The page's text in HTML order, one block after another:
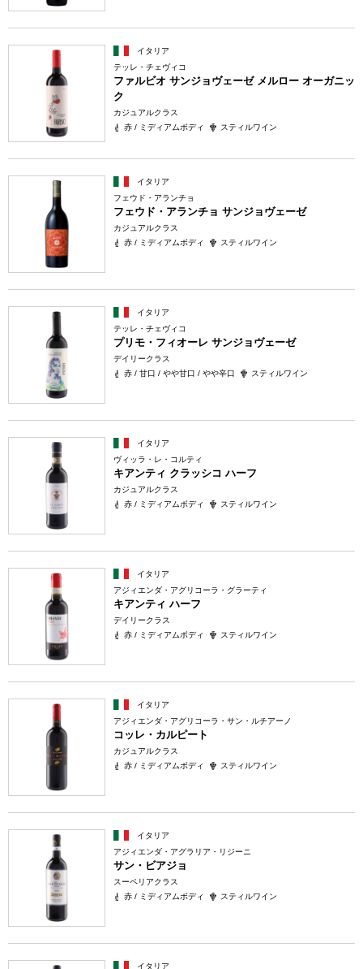
イタリア
テッレ・チェヴィコ
ファルビオ サンジョヴェーゼ メルロー オーガニッ
ク
カジュアルクラス
赤 / ミディアムボディ
スティルワイン
イタリア
フェウド・アランチョ
フェウド・アランチョ サンジョヴェーゼ
カジュアルクラス
赤 / ミディアムボディ
スティルワイン
イタリア
テッレ・チェヴィコ
プリモ・フィオーレ サンジョヴェーゼ
デイリークラス
赤 / 甘口 / やや甘口 / やや辛口
スティルワイン
イタリア
ヴィッラ・レ・コルティ
キアンティ クラッシコ ハーフ
カジュアルクラス
赤 / ミディアムボディ
スティルワイン
イタリア
アジィエンダ・アグリコーラ・グラーティ
キアンティ ハーフ
デイリークラス
赤 / ミディアムボディ
スティルワイン
イタリア
アジィエンダ・アグリコーラ・サン・ルチアーノ
コッレ・カルピート
カジュアルクラス
赤 / ミディアムボディ
スティルワイン
イタリア
アジィエンダ・アグラリア・リジーニ
サン・ビアジョ
スーペリアクラス
赤 / ミディアムボディ
スティルワイン
イタリア